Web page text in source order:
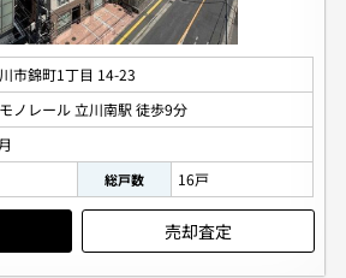
市錦町1丁目 14-23
ノレール 立川南駅 徒歩9分
総戸数 16戸
売却査定